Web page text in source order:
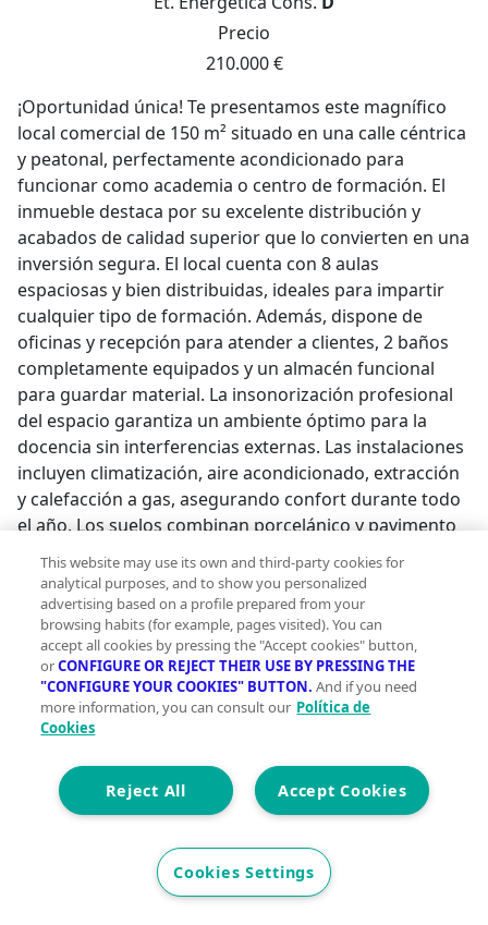
Precio
210.000 €
¡Oportunidad única! Te presentamos este magnífico
local comercial de 150 m² situado en una calle céntrica
y peatonal, perfectamente acondicionado para
funcionar como academia o centro de formación. El
inmueble destaca por su excelente distribución y
acabados de calidad superior que lo convierten en una
inversión segura. El local cuenta con 8 aulas
espaciosas y bien distribuidas, ideales para impartir
cualquier tipo de formación. Además, dispone de
oficinas y recepción para atender a clientes, 2 baños
completamente equipados y un almacén funcional
para guardar material. La insonorización profesional
del espacio garantiza un ambiente óptimo para la
docencia sin interferencias externas. Las instalaciones
incluyen climatización, aire acondicionado, extracción
y calefacción a gas, asegurando confort durante todo
el año. Los suelos combinan porcelánico y pavimento
laminado de primera calidad, reflejando el buen
estado de conservación general del inmueble. El local
posee licencia de academia, aunque es compatible con
otras actividades de formación, brindándote
flexibilidad empresarial. Ubicado a pie de calle en
planta baja con escaparate directo, maximiza la
visibilidad y accesibilidad. El inmueble cuenta con 9
estancias bien aprovechadas. Según confirmación,
podría incluir garaje, trastero, plaza de aparcamiento y
terraza, elementos que añadirían aún más valor a esta
excepcional oportunidad. ¡No dejes pasar esta chance!
This website may use its own and third-party cookies for
analytical purposes, and to show you personalized
advertising based on a profile prepared from your
browsing habits (for example, pages visited). You can
accept all cookies by pressing the "Accept cookies" button,
orCONFIGURE OR REJECT THEIR USE BY PRESSING THE
"CONFIGURE YOUR COOKIES" BUTTON. And if you need
more information, you can consult our Política de
Cookies
Accept Cookies
Reject All
Cookies Settings